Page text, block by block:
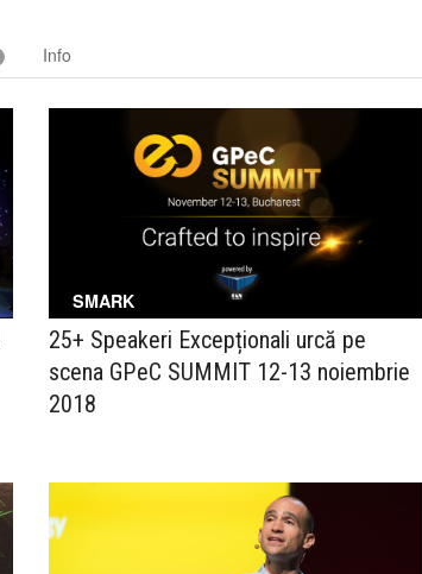
Info
SMARK
25+ Speakeri Excepționali urcă pe
scena GPeC SUMMIT 12-13 noiembrie
2018